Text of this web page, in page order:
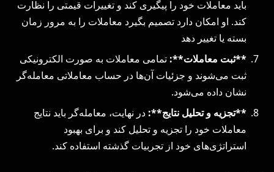
باید معاملات خود را پیگیری کند و تغییرات قیمتی را نظارت
کند. او امکان دارد تصمیم بگیرد معاملات را به مرور زمان
بسته یا تغییر دهد
**ثبت معاملات**: تمامی معاملات به صورت الکترونیکی
ثبت می‌شوند و جزئیات آن‌ها در حساب معاملاتی معامله‌گر
نشان داده می‌شود.
**تجزیه و تحلیل نتایج**: در نهایت، معامله‌گر باید نتایج
معاملات خود را تجزیه و تحلیل کند و برای بهبود
استراتژی‌های خود از تجربیات گذشته استفاده کند.